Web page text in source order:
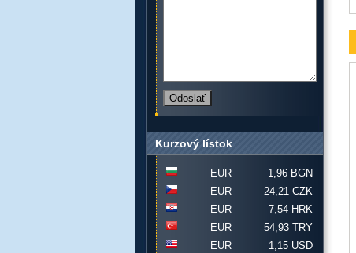
Kurzový lístok
EUR
1,96 BGN
EUR
24,21 CZK
EUR
7,54 HRK
EUR
54,93 TRY
EUR
1,15 USD